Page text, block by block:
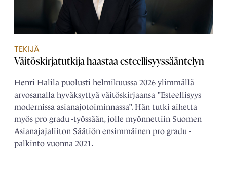
TEKIJÄ
Väitöskirjatutkija haastaa esteellisyyssääntelyn
Henri Halila puolusti helmikuussa 2026 ylimmällä
arvosanalla hyväksyttyä väitöskirjaansa ”Esteellisyys
modernissa asianajotoiminnassa”. Hän tutki aihetta
myös pro gradu -työssään, jolle myönnettiin Suomen
Asianajajaliiton Säätiön ensimmäinen pro gradu -
palkinto vuonna 2021.